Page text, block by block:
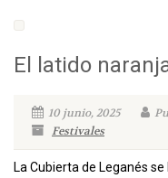
El latido
10 junio, 2025
Festivales
La Cubierta de Leganés